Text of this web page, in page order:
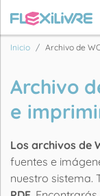
Inicio Archivo de
Archivo
e
Los archivos de
fuentes e
nuestro sistema.